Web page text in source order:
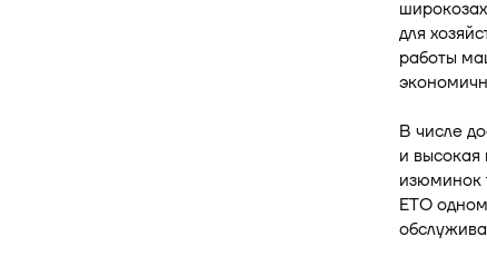
для
работы
В числе
и
изюминок
ЕТО